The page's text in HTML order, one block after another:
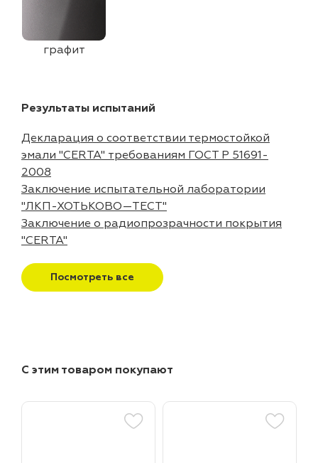
графит
Результаты испытаний
Декларация о соответствии термостойкой
эмали "CERTA" требованиям ГОСТ Р 51691-
2008
Заключение испытательной лаборатории
"ЛКП-ХОТЬКОВО—ТЕСТ"
Заключение о радиопрозрачности покрытия
"CERTA"
Посмотреть все
С этим товаром покупают